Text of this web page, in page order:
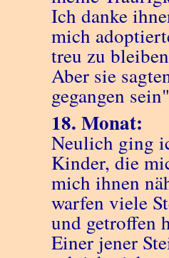
Ich danke
mich
treu zu
Aber sie
gegangen
18. Monat:
Neulich ging
Kinder, die
mich ihnen
warfen viele
und getroffen
Einer jener